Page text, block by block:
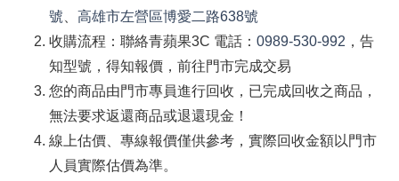
號
高雄市左營區博愛二路638號
收購流程：聯絡青蘋果3C 電話： 0989-530-992 ，告
知型號，得知報價，前往門市完成交易
您的商品由門市專員進行回收，已完成回收之商品，
無法要求返還商品或退還現金！
線上估價、專線報價僅供參考，實際回收金額以門市
人員實際估價為準。